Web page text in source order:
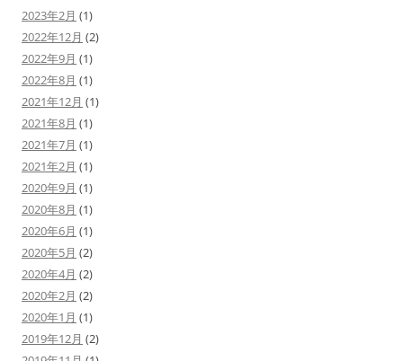
2023年2月 (1)
2022年12月 (2)
2022年9月 (1)
2022年8月 (1)
2021年12月 (1)
2021年8月 (1)
2021年7月 (1)
2021年2月 (1)
2020年9月 (1)
2020年8月 (1)
2020年6月 (1)
2020年5月 (2)
2020年4月 (2)
2020年2月 (2)
2020年1月 (1)
2019年12月 (2)